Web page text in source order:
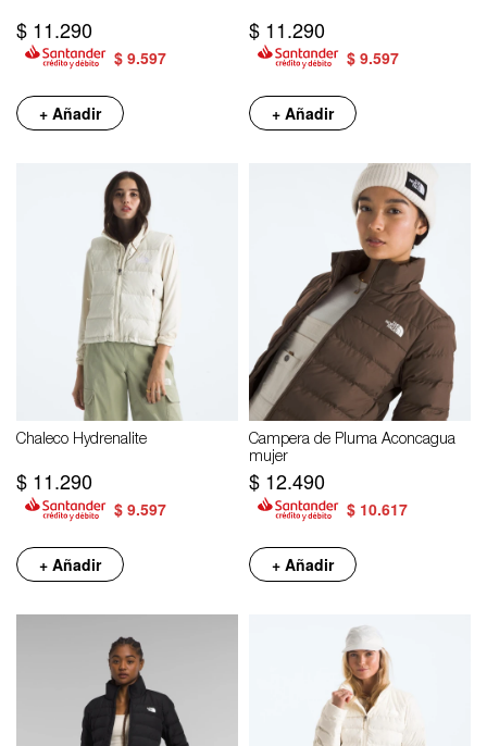
$ 11.290
$ 9.597
+ Añadir
$ 11.290
$ 9.597
+ Añadir
Chaleco Hydrenalite
$ 11.290
$ 9.597
+ Añadir
Campera de Pluma Aconcagua
mujer
$ 12.490
$ 10.617
+ Añadir